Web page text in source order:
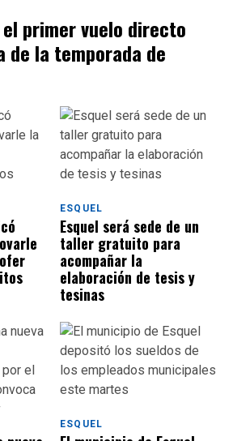
primer vuelo directo
de la temporada de
ESQUEL
Esquel será sede de un
taller gratuito para
acompañar la
elaboración de tesis y
tesinas
ESQUEL